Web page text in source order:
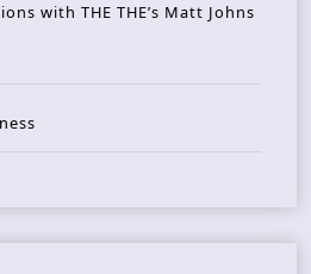
with THE THE’s Matt Johns